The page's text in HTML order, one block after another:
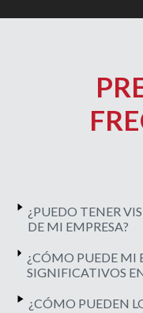
¿PUEDO TENER
DE MI EMPRESA?
¿CÓMO PUEDE MI
SIGNIFICATIVOS
¿CÓMO PUEDEN